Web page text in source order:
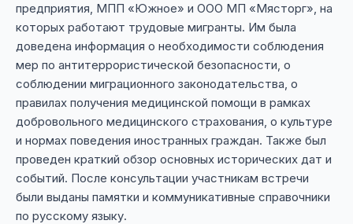
предприятия, МПП «Южное» и ООО МП «Мясторг», на
которых работают трудовые мигранты. Им была
доведена информация о необходимости соблюдения
мер по антитеррористической безопасности, о
соблюдении миграционного законодательства, о
правилах получения медицинской помощи в рамках
добровольного медицинского страхования, о культуре
и нормах поведения иностранных граждан. Также был
проведен краткий обзор основных исторических дат и
событий. После консультации участникам встречи
были выданы памятки и коммуникативные справочники
по русскому языку.